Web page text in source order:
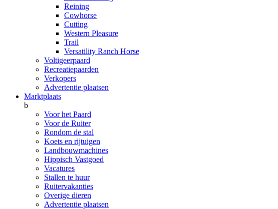
Reining
Cowhorse
Cutting
Western Pleasure
Trail
Versatility Ranch Horse
Voltigeerpaard
Recreatiepaarden
Verkopers
Advertentie plaatsen
Marktplaats
b
Voor het Paard
Voor de Ruiter
Rondom de stal
Koets en rijtuigen
Landbouwmachines
Hippisch Vastgoed
Vacatures
Stallen te huur
Ruitervakanties
Overige dieren
Advertentie plaatsen